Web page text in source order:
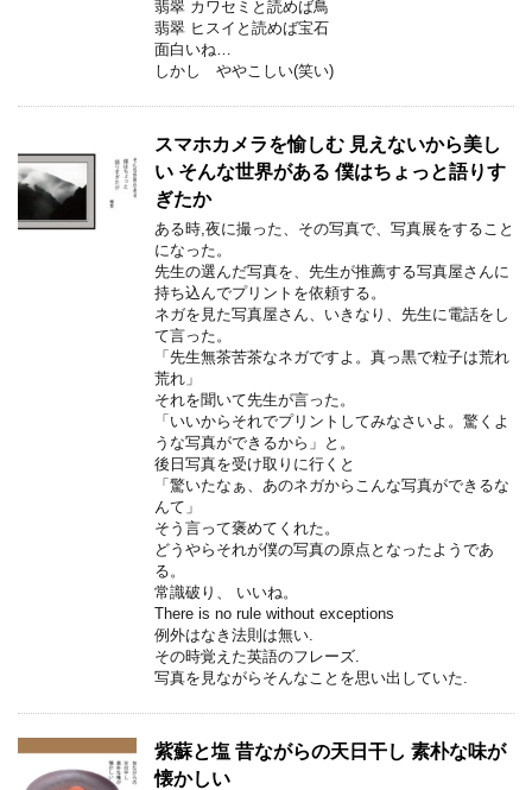
翡翠 カワセミと読めば鳥
翡翠 ヒスイと読めば宝石
面白いね…
しかし ややこしい(笑い)
スマホカメラを愉しむ 見えないから美し
い そんな世界がある 僕はちょっと語りす
ぎたか
ある時,夜に撮った、その写真で、写真展をすること
になった。
先生の選んだ写真を、先生が推薦する写真屋さんに
持ち込んでプリントを依頼する。
ネガを見た写真屋さん、いきなり、先生に電話をし
て言った。
「先生無茶苦茶なネガですよ。真っ黒で粒子は荒れ
荒れ」
それを聞いて先生が言った。
「いいからそれでプリントしてみなさいよ。驚くよ
うな写真ができるから」と。
後日写真を受け取りに行くと
「驚いたなぁ、あのネガからこんな写真ができるな
んて」
そう言って褒めてくれた。
どうやらそれが僕の写真の原点となったようであ
る。
常識破り、 いいね。
There is no rule without exceptions
例外はなき法則は無い.
その時覚えた英語のフレーズ.
写真を見ながらそんなことを思い出していた.
紫蘇と塩 昔ながらの天日干し 素朴な味が
懐かしい